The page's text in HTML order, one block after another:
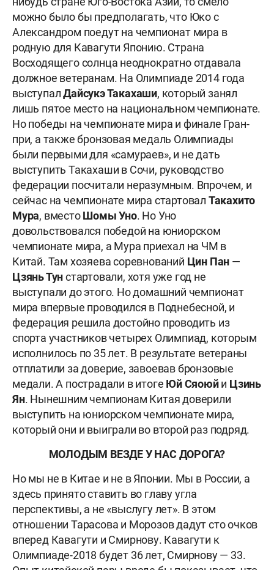
можно было бы предполагать, что Юко с
Александром поедут на чемпионат мира в
родную для Кавагути Японию. Страна
Восходящего солнца неоднократно отдавала
должное ветеранам. На Олимпиаде 2014 года
выступалДайсукэ Такахаши, который занял
лишь пятое место на национальном чемпионате.
Но победы на чемпионате мира и финале Гран-
при, а также бронзовая медаль Олимпиады
были первыми для «самураев», и не дать
выступить Такахаши в Сочи, руководство
федерации посчитали неразумным. Впрочем, и
сейчас на чемпионате мира стартовал Такахито
Мура, вместоШомы Уно. Но Уно
довольствовался победой на юниорском
чемпионате мира, а Мура приехал на ЧМ в
Китай. Там хозяева соревнований Цин Пан —
Цзянь Тунстартовали, хотя уже год не
выступали до этого. Но домашний чемпионат
мира впервые проводился в Поднебесной, и
федерация решила достойно проводить из
спорта участников четырех Олимпиад, которым
исполнилось по 35 лет. В результате ветераны
отплатили за доверие, завоевав бронзовые
медали. А пострадали в итоге Юй Сяоюйи Цзинь
Ян. Нынешним чемпионам Китая доверили
выступить на юниорском чемпионате мира,
который они и выиграли во второй раз подряд.
МОЛОДЫМ ВЕЗДЕ У НАС ДОРОГА?
Но мы не в Китае и не в Японии. Мы в России, а
здесь принято ставить во главу угла
перспективы, а не «выслугу лет». В этом
отношении Тарасова и Морозов дадут сто очков
вперед Кавагути и Смирнову. Кавагути к
Олимпиаде-2018 будет 36 лет, Смирнову — 33.